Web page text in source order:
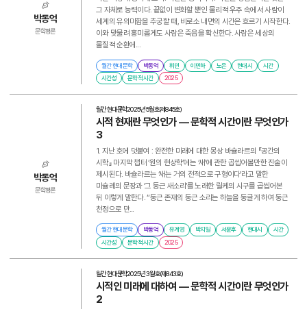
박동억
문학평론
그 자체로 능력이다. 끝없이 변화할 뿐인 물리적 우주 속에서 사람이
세계의 유의미함을 추궁할 때, 비로소 내면의 시간은 흐르기 시작한다.
이와 맞물려 흥미롭게도 사람은 죽음을 확신한다. 사람은 세상의
물질적 순환에...
월간 현대문학 박동억 휘민 이민하 노은 현대시
시간
시간성
문학적 시간 2025
박동억
문학평론
월간 현대문학2025년 5월호(제845호)
시적 현재란 무엇인가 ― 문학적 시간이란 무엇인가
3
1. 지난 호에 덧붙여 : 완전한 미래에 대한 몽상 바슐라르의 『공간의
시학』 마지막 챕터 ‘원의 현상학’에는 ‘새’에 관한 곱씹어볼만한 진술이
제시된다. 바슐라르는 ‘새는 거의 전적으로 구형이다’라고 말한
미슐레의 문장과 ‘그 둥근 새소리’를 노래한 릴케의 시구를 곱씹어본
뒤 이렇게 말한다. “둥근 존재의 둥근 소리는 하늘을 둥글게 하여 둥근
천정으로 만...
월간 현대문학 박동억 유계영 박지일 서윤후 현대시
시간
시간성
문학적 시간 2025
월간 현대문학2025년 3월호(제843호)
시적인 미래에 대하여 ― 문학적 시간이란 무엇인가
2